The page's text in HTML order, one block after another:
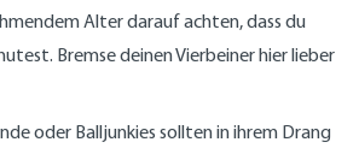
Alter darauf achten, dass du
Bremse deinen Vierbeiner hier lieber
oder Balljunkies sollten in ihrem Drang